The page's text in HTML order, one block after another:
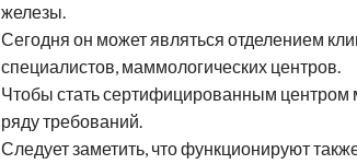
железы.
Сегодня он может являться отделением
специалистов, маммологических центров.
Чтобы стать сертифицированным центром
ряду требований.
Следует заметить, что функционируют